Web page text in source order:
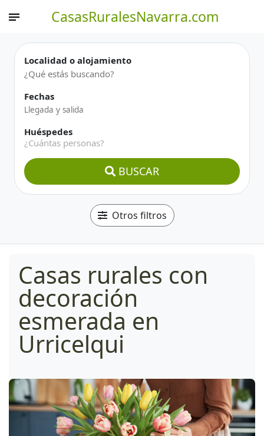
CasasRuralesNavarra.com
Localidad o alojamiento
Fechas
Huéspedes
¿Cuántas personas?
BUSCAR
Otros filtros
Casas rurales con
decoración
esmerada en
Urricelqui